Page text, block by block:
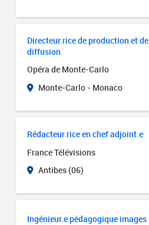
Directeur.rice de production et de
diffusion
Opéra de Monte-Carlo
Monte-Carlo - Monaco
Rédacteur.rice en chef adjoint.e
France Télévisions
Antibes (06)
Ingénieur.e pédagogique images